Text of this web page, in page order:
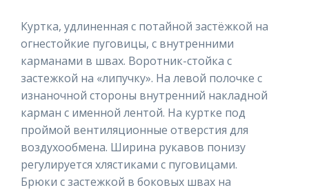
Куртка, удлиненная с потайной застёжкой на
огнестойкие пуговицы, с внутренними
карманами в швах. Воротник-стойка с
застежкой на «липучку». На левой полочке с
изнаночной стороны внутренний накладной
карман с именной лентой. На куртке под
проймой вентиляционные отверстия для
воздухообмена. Ширина рукавов понизу
регулируется хлястиками с пуговицами.
Брюки с застежкой в боковых швах на